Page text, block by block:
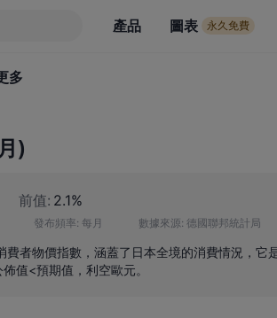
產品 圖表 永久免費
訊號
多
)
前值: 2.1%
發布頻率: 每月 數據來源: 德國聯邦統計局
者物價指數，涵蓋了日本全境的消費情況，它
值<預期值，利空歐元。